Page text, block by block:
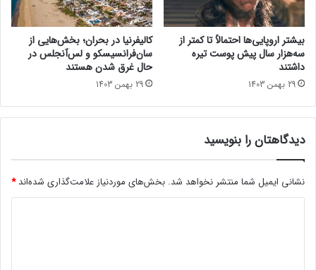
بیشتر اروپایی‌ها احتمالاً تا کمتر از
سه‌هزار سال پیش پوست تیره
داشتند
29 بهمن 1403
کالیفرنیا در بحران؛ بخش‌هایی از
سان‌فرانسیسکو و لس‌آنجلس در
حال غرق شدن هستند
29 بهمن 1403
دیدگاهتان را بنویسید
نشانی ایمیل شما منتشر نخواهد شد. بخش‌های موردنیاز علامت‌گذاری شده‌اند*